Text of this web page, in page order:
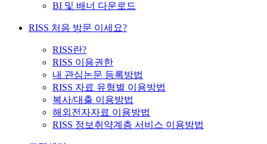
BI 및 배너 다운로드
RISS 처음 방문 이세요?
RISS란?
RISS 이용권한
내 관심논문 등록방법
RISS 자료 유형별 이용방법
복사/대출 이용방법
해외전자자료 이용방법
RISS 정보취약계층 서비스 이용방법